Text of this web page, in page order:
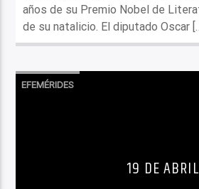
años de su Premio Nobel de
de su natalicio. El diputado Oscar
EFEMÉRIDES
19 DE ABRIL